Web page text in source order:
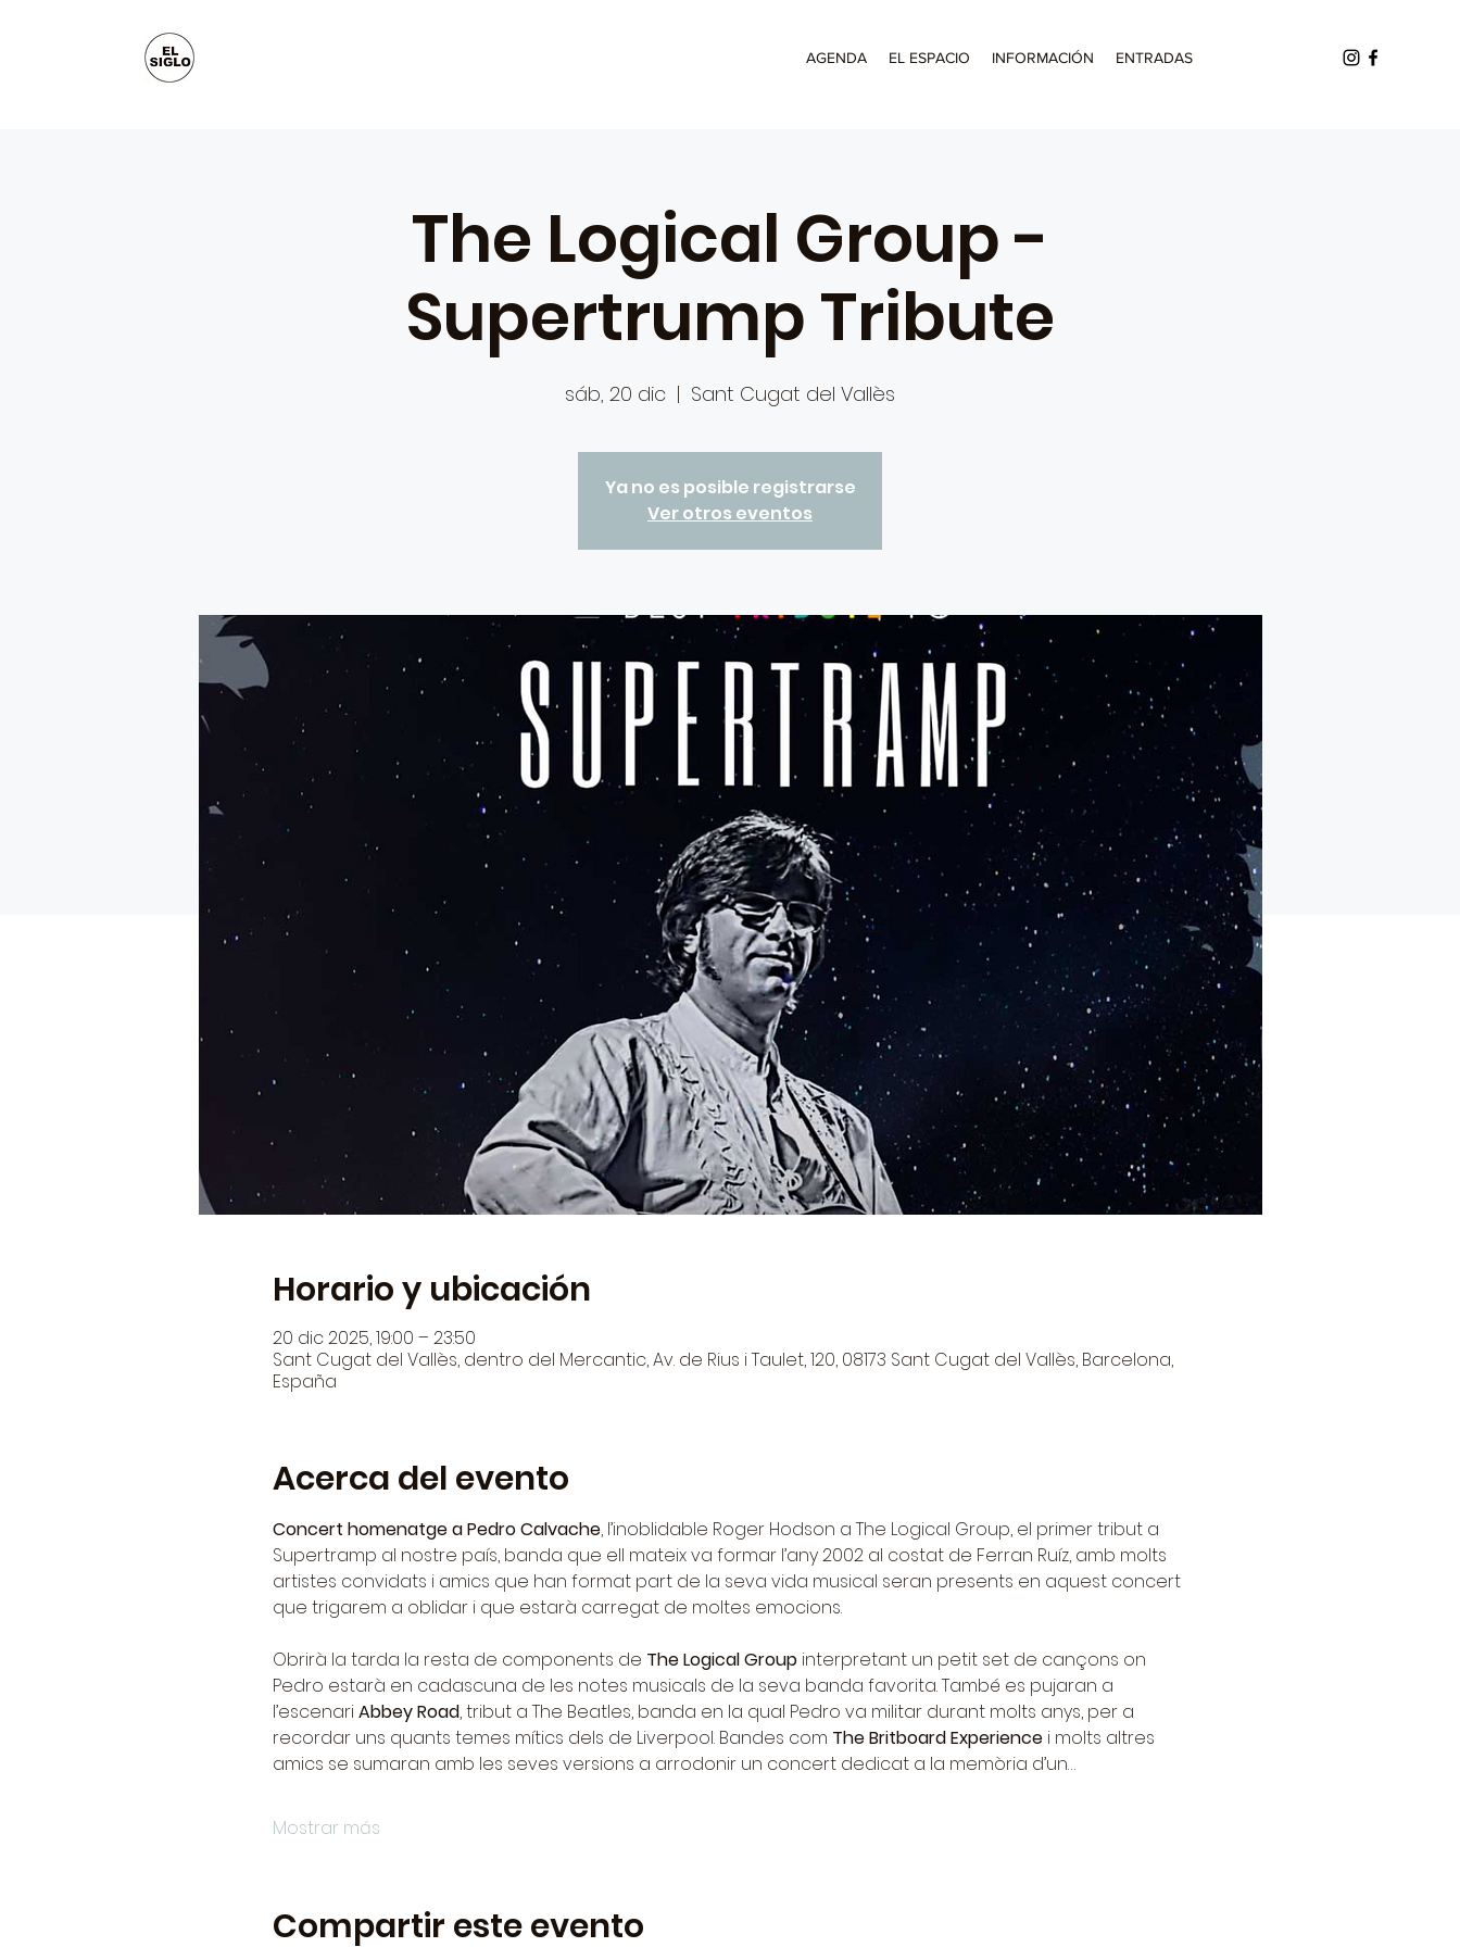
AGENDA EL ESPACIO INFORMACIÓN ENTRADAS
The Logical Group -
Supertrump Tribute
sáb, 20 dic
  |
Sant Cugat del Vallès
Ya no es posible registrarse
Ver otros eventos
Horario y ubicación
20 dic 2025, 19:00 – 23:50
Sant Cugat del Vallès, dentro del Mercantic, Av. de Rius i Taulet, 120, 08173 Sant Cugat del Vallès, Barcelona,
España
Acerca del evento
Concert homenatge a PedroCalvache, l’inoblidable Roger Hodson a The Logical Group, el primer tribut a
Supertramp al nostre país, banda que ell mateix va formar l’any 2002 al costat de Ferran Ruíz, amb molts
artistes convidats i amics que han format part de la seva vida musical seran presents en aquest concert
que trigarem a oblidar i que estarà carregat de moltes emocions.
Obrirà la tarda la resta de components de The Logical Group interpretant un petit set de cançons on
Pedro estarà en cadascuna de les notes musicals de la seva banda favorita. També es pujaran a
l’escenari Abbey Road, tribut a The Beatles, banda en la qual Pedro va militar durant molts anys, per a
recordar uns quants temes mítics dels de Liverpool. Bandes com The Britboard Experience i molts altres
amics se sumaran amb les seves versions a arrodonir un concert dedicat a la memòria d’un…
Mostrar más
Compartir este evento